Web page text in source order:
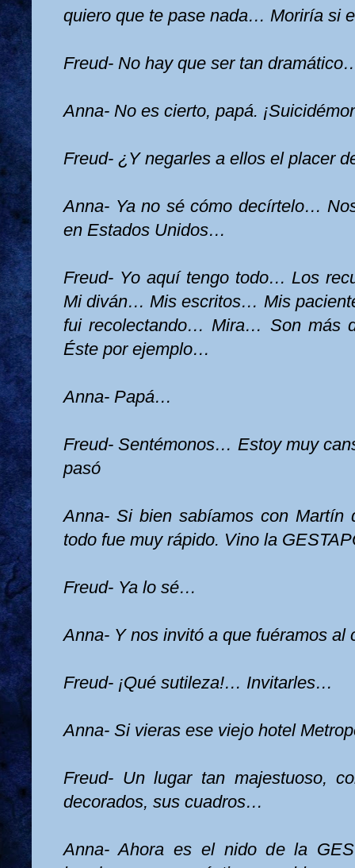
quiero que te pase nada… Moriría si
Freud- No hay que ser tan
Anna- No es cierto, papá.
Freud- ¿Y negarles a ellos el placer
Anna- Ya no sé cómo decírtelo…
en Estados Unidos…
Freud- Yo aquí tengo todo… Los
Mi diván… Mis escritos… Mis
fui recolectando… Mira… Son
Éste por ejemplo…
Anna- Papá…
Freud- Sentémonos… Estoy muy
pasó
Anna- Si bien sabíamos con Martín
todo fue muy rápido. Vino la
Freud- Ya lo sé…
Anna- Y nos invitó a que fuéramos al
Freud- ¡Qué sutileza!… Invitarles…
Anna- Si vieras ese viejo hotel
Freud- Un lugar tan majestuoso,
decorados, sus cuadros…
Anna- Ahora es el nido dela